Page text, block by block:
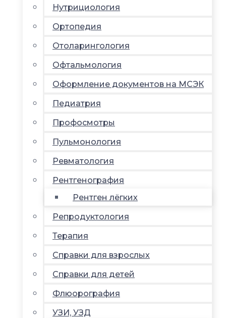
Нутрициология
Ортопедия
Отоларингология
Офтальмология
Оформление документов на МСЭК
Педиатрия
Профосмотры
Пульмонология
Ревматология
Рентгенография
Рентген лёгких
Репродуктология
Терапия
Справки для взрослых
Справки для детей
Флюорография
УЗИ, УЗД